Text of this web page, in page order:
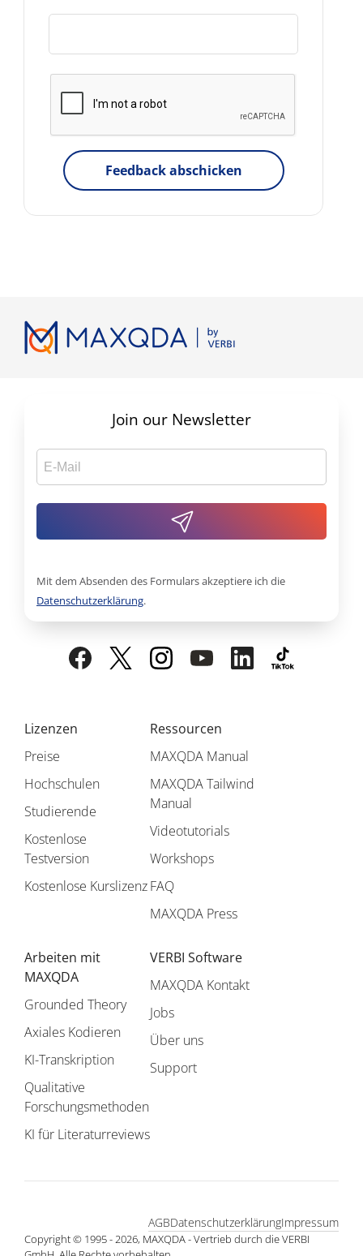
Feedback abschicken
Lizenzen
Preise
Hochschulen
Studierende
Kostenlose
Testversion
Kostenlose Kurslizenz
Ressourcen
MAXQDA Manual
MAXQDA Tailwind
Manual
Videotutorials
Workshops
FAQ
MAXQDA Press
Arbeiten mit
MAXQDA
Grounded Theory
Axiales Kodieren
KI-Transkription
Qualitative
Forschungsmethoden
KI für Literaturreviews
VERBI Software
MAXQDA Kontakt
Jobs
Über uns
Support
Join our Newsletter
Mit dem Absenden des Formulars akzeptiere ich die
Datenschutzerklärung.
Copyright © 1995 - 2026, MAXQDA - Vertrieb durch die VERBI
Impressum
Datenschutzerklärung
AGB